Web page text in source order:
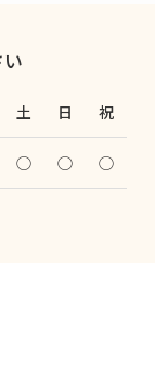
土 日 祝
◯ ◯ ◯